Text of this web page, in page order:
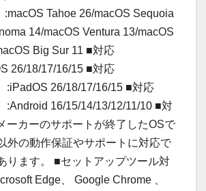
:macOS Tahoe 26/macOS Sequoia
14/macOS Ventura 13/macOS
Big Sur 11 ■対応
26/18/17/16/15 ■対応
:iPadOS 26/18/17/16/15 ■対応
:Android 16/15/14/13/12/11/10 ■対
ーカーのサポートが終了したOSで
外の動作保証やサポートに対応で
ります。 ■セットアップツール対
Edge、 Google Chrome 、